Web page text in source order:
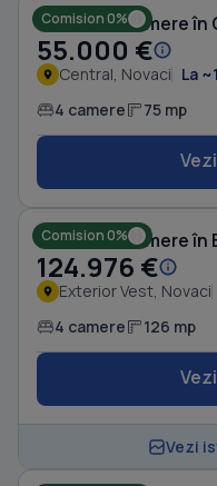
Comision 0%
Casă cu 4 camere în
55.000 €
Central, Novaci La
4 camere 75 mp
Comision 0%
Casă cu 4 camere în
124.976 €
Exterior Vest, Novaci
4 camere 126 mp
Vezi